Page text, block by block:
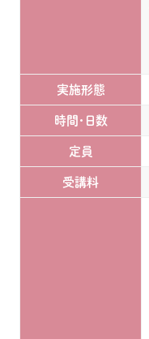
実施形態
時間・日数
定員
受講料